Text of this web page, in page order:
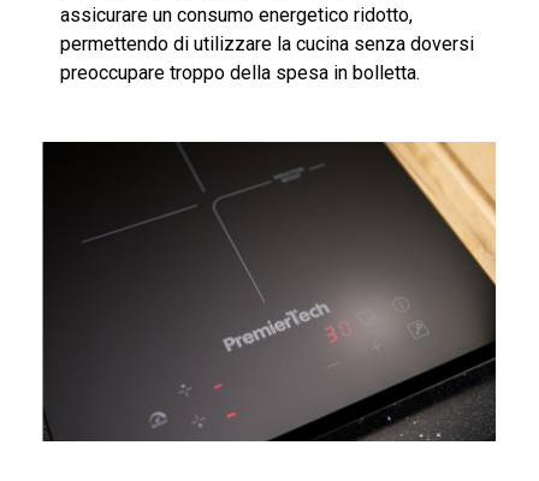
assicurare un consumo energetico ridotto,
permettendo di utilizzare la cucina senza doversi
preoccupare troppo della spesa in bolletta.